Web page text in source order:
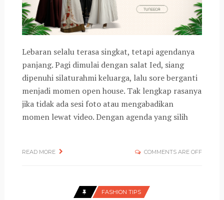
Lebaran selalu terasa singkat, tetapi agendanya
panjang. Pagi dimulai dengan salat Ied, siang
dipenuhi silaturahmi keluarga, lalu sore berganti
menjadi momen open house. Tak lengkap rasanya
jika tidak ada sesi foto atau mengabadikan
momen lewat video. Dengan agenda yang silih
READ MORE COMMENTS ARE OFF
FASHION TIPS